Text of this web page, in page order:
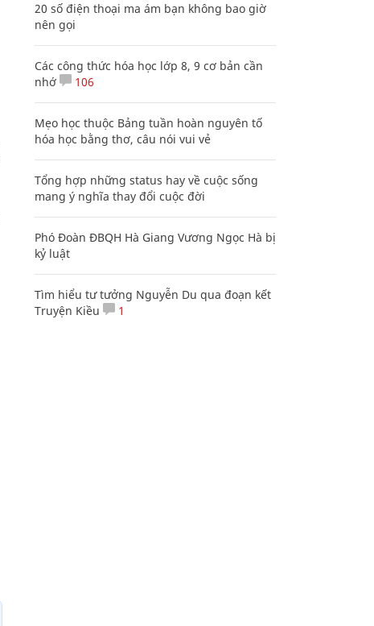
20 số điện thoại ma ám bạn không bao giờ
nên gọi
Các công thức hóa học lớp 8, 9 cơ bản cần
nhớ
106
Mẹo học thuộc Bảng tuần hoàn nguyên tố
hóa học bằng thơ, câu nói vui vẻ
Tổng hợp những status hay về cuộc sống
mang ý nghĩa thay đổi cuộc đời
Phó Đoàn ĐBQH Hà Giang Vương Ngọc Hà bị
kỷ luật
Tìm hiểu tư tưởng Nguyễn Du qua đoạn kết
Truyện Kiều
1